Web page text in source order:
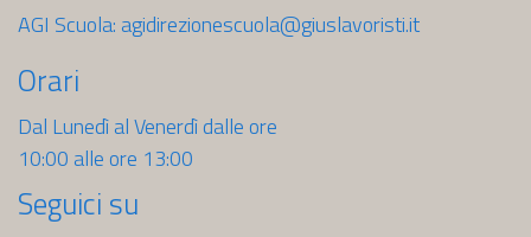
AGI Scuola: agidirezionescuola@giuslavoristi.it
Orari
Dal Lunedì al Venerdì dalle ore
10:00 alle ore 13:00
Seguici su